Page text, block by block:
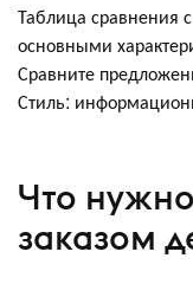
Таблица сравнения
основными
Сравните
Стиль:
Что
заказом